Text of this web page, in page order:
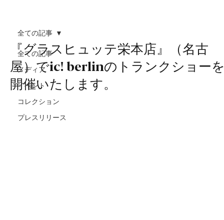
全ての記事
メディア
イベント
コレクション
プレスリリース
全ての記事
『グラスヒュッテ栄本店』（名古
屋）でic! berlinのトランクショー
開催いたします。